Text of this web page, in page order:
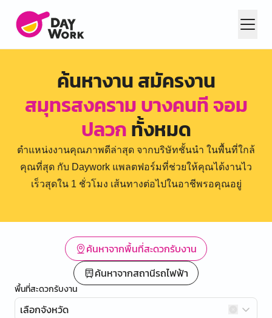
ค้นหางาน สมัครงาน
สมุทรสงคราม บางคนที จอม
ปลวกทั้งหมด
ตำแหน่งงานคุณภาพดีล่าสุด จากบริษัทชั้นนำ ในพื้นที่ใกล้
คุณที่สุด กับ Daywork แพลตฟอร์มที่ช่วยให้คุณได้งานไว
เร็วสุดใน 1 ชั่วโมง เส้นทางต่อไปในอาชีพรอคุณอยู่
ค้นหาจากพื้นที่สะดวกรับงาน
ค้นหาจากสถานีรถไฟฟ้า
พื้นที่สะดวกรับงาน
เลือกจังหวัด